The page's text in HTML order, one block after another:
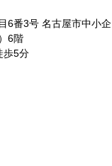
6番3号 名古屋市中小企
6階
歩5分